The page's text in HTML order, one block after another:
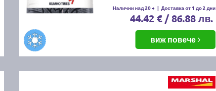
Налични над 20 + | Доставка от 1 до 2 дни
44.42 € / 86.88 лв.
виж повече